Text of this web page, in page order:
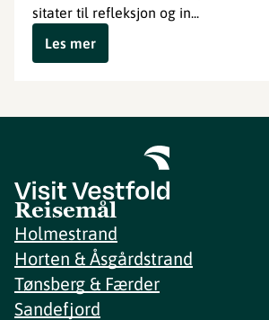
sitater til refleksjon og in...
Les mer
Reisemål
Holmestrand
Horten & Åsgårdstrand
Tønsberg & Færder
Sandefjord